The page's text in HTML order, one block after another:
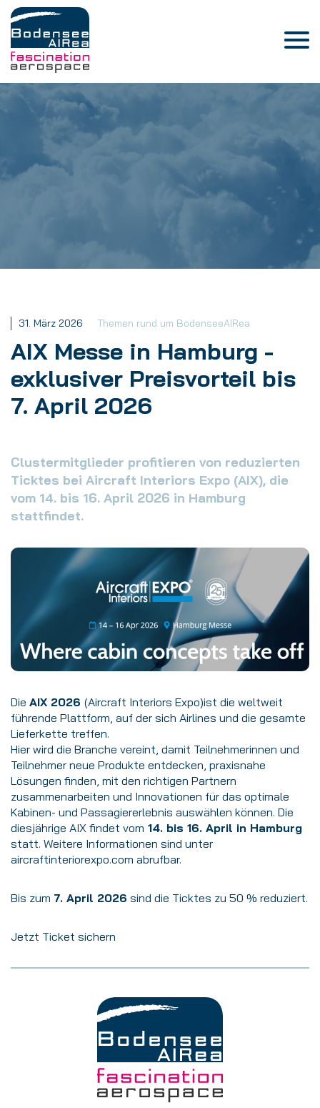
31. März 2026 Themen rund um BodenseeAIRea
AIX Messe in Hamburg -
exklusiver Preisvorteil bis
7. April 2026
Clustermitglieder profitieren von reduzierten
Ticktes bei Aircraft Interiors Expo (AIX), die
vom 14. bis 16. April 2026 in Hamburg
stattfindet.
Die AIX 2026 (Aircraft Interiors Expo)ist die weltweit
führende Plattform, auf der sich Airlines und die gesamte
Lieferkette treffen.
Hier wird die Branche vereint, damit Teilnehmerinnen und
Teilnehmer neue Produkte entdecken, praxisnahe
Lösungen finden, mit den richtigen Partnern
zusammenarbeiten und Innovationen für das optimale
Kabinen- und Passagiererlebnis auswählen können. Die
diesjährige AIX findet vom 14. bis 16. April in Hamburg
statt. Weitere Informationen sind unter
aircraftinteriorexpo.com abrufbar.
Bis zum 7. April 2026 sind die Ticktes zu 50 % reduziert.
Jetzt Ticket sichern